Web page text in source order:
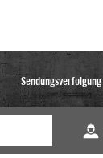
Sendungsverfolgung